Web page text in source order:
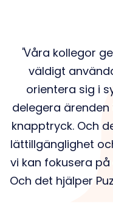
Våra kollegor
väldigt
orientera sig i
delegera
knapptryck. Och
lättillgänglighet
vi kan fokusera
Och det hjälper